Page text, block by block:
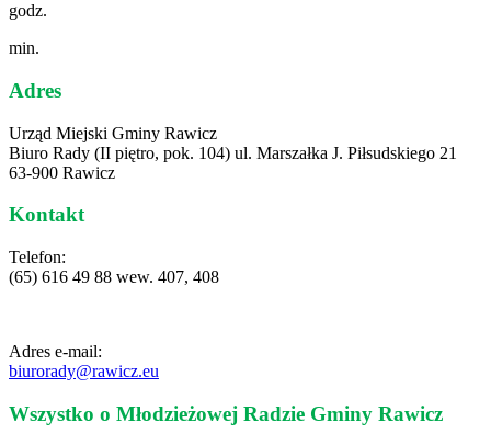
godz.
min.
Adres
Urząd Miejski Gminy Rawicz
Biuro Rady (II piętro, pok. 104) ul. Marszałka J. Piłsudskiego 21
63-900 Rawicz
Kontakt
Telefon:
(65) 616 49 88 wew. 407, 408
Adres e-mail:
biurorady@rawicz.eu
Wszystko o Młodzieżowej Radzie Gminy Rawicz